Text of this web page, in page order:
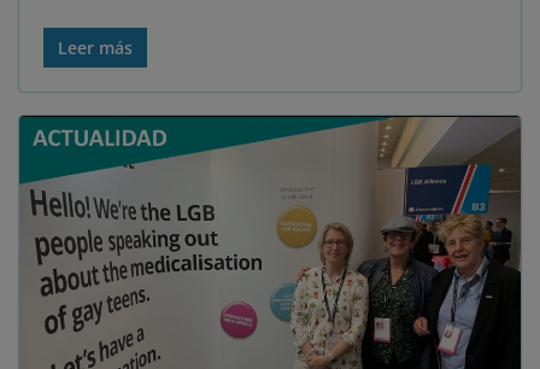
Leer más